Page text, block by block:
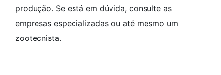
produção. Se está em dúvida, consulte as
empresas especializadas ou até mesmo um
zootecnista.